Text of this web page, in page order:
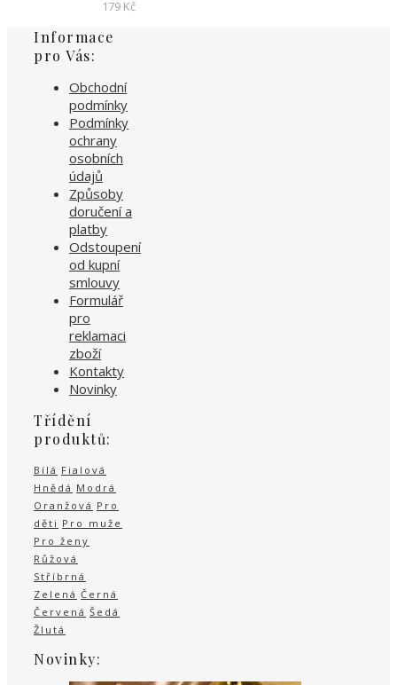
179 Kč
Informace
pro Vás:
Obchodní
podmínky
Podmínky
ochrany
osobních
údajů
Způsoby
doručení a
platby
Odstoupení
od kupní
smlouvy
Formulář
pro
reklamaci
zboží
Kontakty
Novinky
Třídění
produktů:
Bílá Fialová
Hnědá Modrá
Oranžová Pro
děti Pro muže
Pro ženy
Růžová
Stříbrná
Zelená Černá
Červená Šedá
Žlutá
Novinky: